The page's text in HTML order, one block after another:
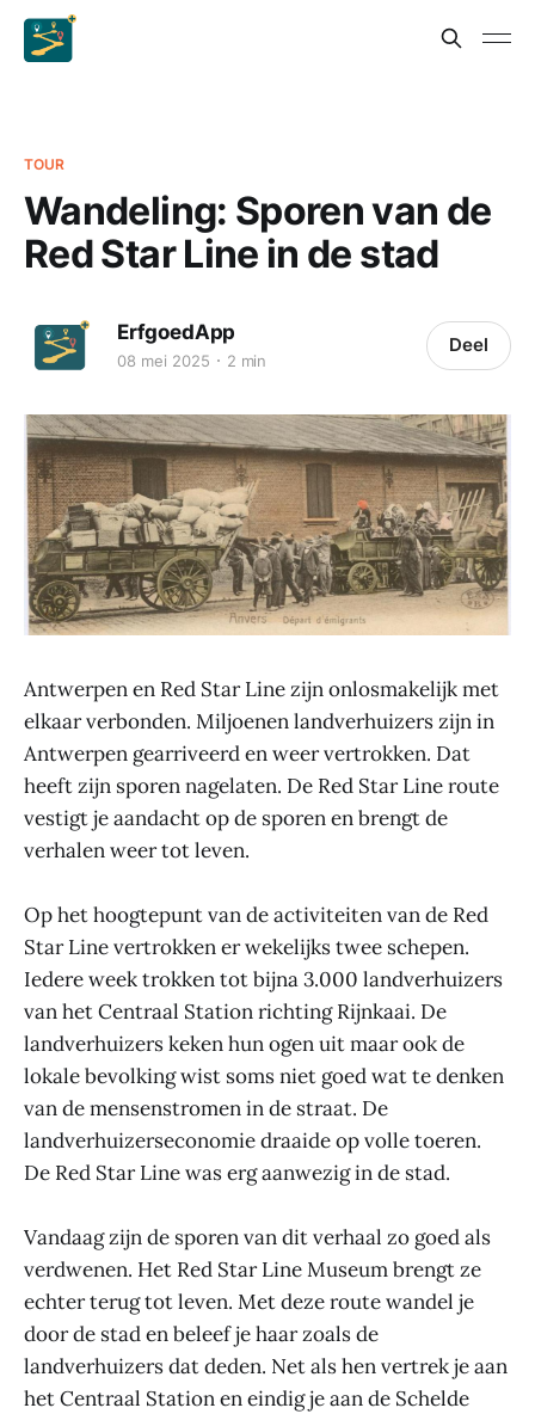
TOUR
Wandeling: Sporen van de
Red Star Line in de stad
ErfgoedApp
08 mei 2025 2 min
Deel
Antwerpen en Red Star Line zijn onlosmakelijk met
elkaar verbonden. Miljoenen landverhuizers zijn in
Antwerpen gearriveerd en weer vertrokken. Dat
heeft zijn sporen nagelaten. De Red Star Line route
vestigt je aandacht op de sporen en brengt de
verhalen weer tot leven.
Op het hoogtepunt van de activiteiten van de Red
Star Line vertrokken er wekelijks twee schepen.
Iedere week trokken tot bijna 3.000 landverhuizers
van het Centraal Station richting Rijnkaai. De
landverhuizers keken hun ogen uit maar ook de
lokale bevolking wist soms niet goed wat te denken
van de mensenstromen in de straat. De
landverhuizerseconomie draaide op volle toeren.
De Red Star Line was erg aanwezig in de stad.
Vandaag zijn de sporen van dit verhaal zo goed als
verdwenen. Het Red Star Line Museum brengt ze
echter terug tot leven. Met deze route wandel je
door de stad en beleef je haar zoals de
landverhuizers dat deden. Net als hen vertrek je aan
het Centraal Station en eindig je aan de Schelde